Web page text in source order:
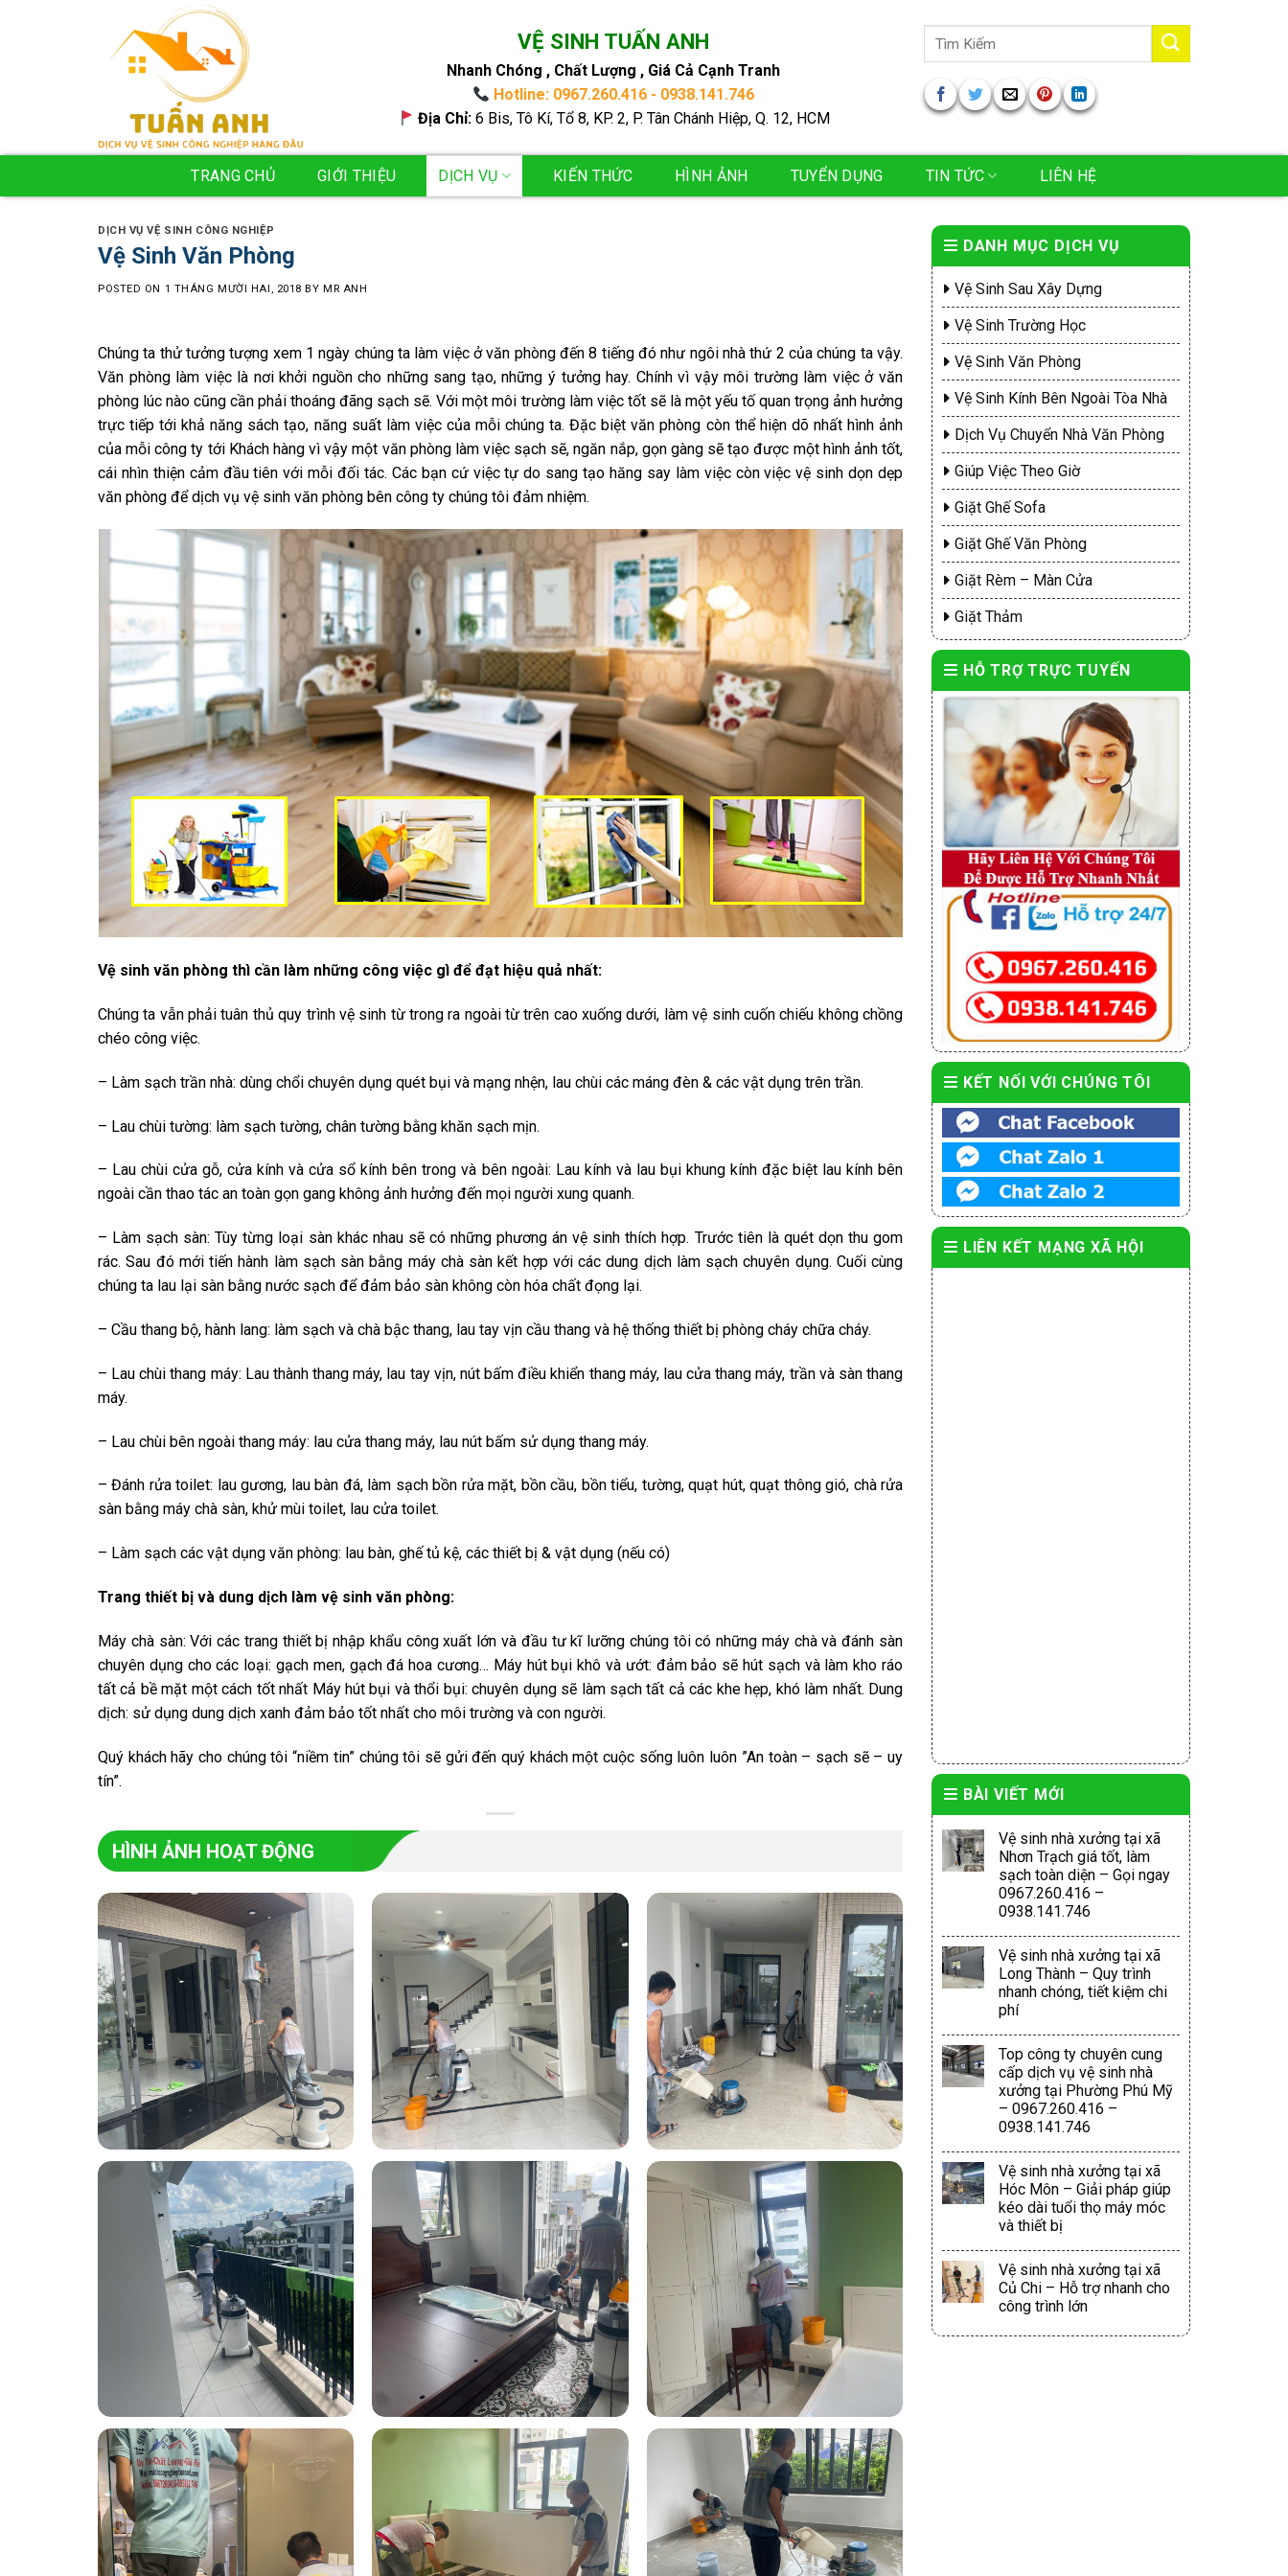
VỆ SINH TUẤN ANH
Nhanh Chóng , Chất Lượng , Giá Cả Cạnh Tranh
Hotline: 0967.260.416 - 0938.141.746
Địa Chỉ:6 Bis, Tô Kí, Tổ 8, KP. 2, P. Tân Chánh Hiệp, Q. 12, HCM
Tìm
TRANG CHỦ GIỚI THIỆU DỊCH VỤ KIẾN THỨC HÌNH ẢNH TUYỂN DỤNG TIN TỨC LIÊN HỆ
DỊCH VỤ VỆ SINH CÔNG NGHIỆP
Vệ Sinh Văn Phòng
POSTED ON 1 THÁNG MƯỜI HAI, 2018 BYMR ANH
Chúng ta thử tưởng tượng xem 1 ngày chúng ta làm việc ở văn phòng đến 8 tiếng đó như ngôi nhà thứ 2 của chúng ta vậy.
Văn phòng làm việc là nơi khởi nguồn cho những sang tạo, những ý tưởng hay. Chính vì vậy môi trường làm việc ở văn
phòng lúc nào cũng cần phải thoáng đãng sạch sẽ. Với một môi trường làm việc tốt sẽ là một yếu tố quan trọng ảnh hưởng
trực tiếp tới khả năng sách tạo, năng suất làm việc của mỗi chúng ta. Đặc biệt văn phòng còn thể hiện dõ nhất hình ảnh
của mỗi công ty tới Khách hàng vì vậy một văn phòng làm việc sạch sẽ, ngăn nắp, gọn gàng sẽ tạo được một hình ảnh tốt,
cái nhìn thiện cảm đầu tiên với mỗi đối tác. Các bạn cứ việc tự do sang tạo hăng say làm việc còn việc vệ sinh dọn dẹp
văn phòng để dịch vụ vệ sinh văn phòng bên công ty chúng tôi đảm nhiệm.
Vệ sinh văn phòng thì cần làm những công việc gì để đạt hiệu quả nhất:
Chúng ta vẫn phải tuân thủ quy trình vệ sinh từ trong ra ngoài từ trên cao xuống dưới, làm vệ sinh cuốn chiếu không chồng
chéo công việc.
– Làm sạch trần nhà: dùng chổi chuyên dụng quét bụi và mạng nhện, lau chùi các máng đèn & các vật dụng trên trần.
– Lau chùi tường: làm sạch tường, chân tường bằng khăn sạch mịn.
– Lau chùi cửa gỗ, cửa kính và cửa sổ kính bên trong và bên ngoài: Lau kính và lau bụi khung kính đặc biệt lau kính bên
ngoài cần thao tác an toàn gọn gang không ảnh hưởng đến mọi người xung quanh.
– Làm sạch sàn: Tùy từng loại sàn khác nhau sẽ có những phương án vệ sinh thích hợp. Trước tiên là quét dọn thu gom
rác. Sau đó mới tiến hành làm sạch sàn bằng máy chà sàn kết hợp với các dung dịch làm sạch chuyên dụng. Cuối cùng
chúng ta lau lại sàn bằng nước sạch để đảm bảo sàn không còn hóa chất đọng lại.
– Cầu thang bộ, hành lang: làm sạch và chà bậc thang, lau tay vịn cầu thang và hệ thống thiết bị phòng cháy chữa cháy.
– Lau chùi thang máy: Lau thành thang máy, lau tay vịn, nút bấm điều khiển thang máy, lau cửa thang máy, trần và sàn thang
máy.
– Lau chùi bên ngoài thang máy: lau cửa thang máy, lau nút bấm sử dụng thang máy.
– Đánh rửa toilet: lau gương, lau bàn đá, làm sạch bồn rửa mặt, bồn cầu, bồn tiểu, tường, quạt hút, quạt thông gió, chà rửa
sàn bằng máy chà sàn, khử mùi toilet, lau cửa toilet.
– Làm sạch các vật dụng văn phòng: lau bàn, ghế tủ kệ, các thiết bị & vật dụng (nếu có)
Trang thiết bị và dung dịch làm vệ sinh văn phòng:
Máy chà sàn: Với các trang thiết bị nhập khẩu công xuất lớn và đầu tư kĩ lưỡng chúng tôi có những máy chà và đánh sàn
chuyên dụng cho các loại: gạch men, gạch đá hoa cương… Máy hút bụi khô và ướt: đảm bảo sẽ hút sạch và làm kho ráo
tất cả bề mặt một cách tốt nhất Máy hút bụi và thổi bụi: chuyên dụng sẽ làm sạch tất cả các khe hẹp, khó làm nhất. Dung
dịch: sử dụng dung dịch xanh đảm bảo tốt nhất cho môi trường và con người.
Quý khách hãy cho chúng tôi “niềm tin” chúng tôi sẽ gửi đến quý khách một cuộc sống luôn luôn ”An toàn – sạch sẽ – uy
tín”.
HÌNH ẢNH HOẠT ĐỘNG
DANH MỤC DỊCH VỤ
Vệ Sinh Sau Xây Dựng
Vệ Sinh Trường Học
Vệ Sinh Văn Phòng
Vệ Sinh Kính Bên Ngoài Tòa Nhà
Dịch Vụ Chuyển Nhà Văn Phòng
Giúp Việc Theo Giờ
Giặt Ghế Sofa
Giặt Ghế Văn Phòng
Giặt Rèm – Màn Cửa
Giặt Thảm
HỖ TRỢ TRỰC TUYẾN
KẾT NỐI VỚI CHÚNG TÔI
LIÊN KẾT MẠNG XÃ HỘI
BÀI VIẾT MỚI
Vệ sinh nhà xưởng tại xã
Nhơn Trạch giá tốt, làm
sạch toàn diện – Gọi ngay
0967.260.416 –
0938.141.746
Vệ sinh nhà xưởng tại xã
Long Thành – Quy trình
nhanh chóng, tiết kiệm chi
phí
Top công ty chuyên cung
cấp dịch vụ vệ sinh nhà
xưởng tại Phường Phú Mỹ
– 0967.260.416 –
0938.141.746
Vệ sinh nhà xưởng tại xã
Hóc Môn – Giải pháp giúp
kéo dài tuổi thọ máy móc
và thiết bị
Vệ sinh nhà xưởng tại xã
Củ Chi – Hỗ trợ nhanh cho
công trình lớn